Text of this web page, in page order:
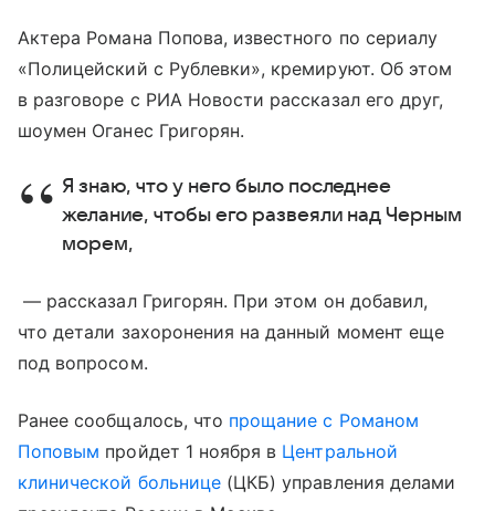
Актера Романа Попова, известного по сериалу
«Полицейский с Рублевки», кремируют. Об этом
в разговоре с РИА Новости рассказал его друг,
шоумен Оганес Григорян.
Я знаю, что у него было последнее
желание, чтобы его развеяли над Черным
морем,
— рассказал Григорян. При этом он добавил,
что детали захоронения на данный момент еще
под вопросом.
Ранее сообщалось, что прощание с Романом
Поповым пройдет 1 ноября в Центральной
клинической больнице(ЦКБ) управления делами